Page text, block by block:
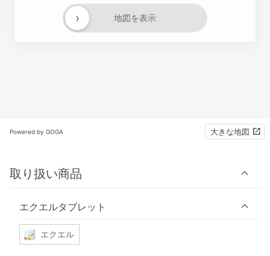
地図を表示
›
Powered by GOGA 大きな地図
取り扱い商品
エクエルタブレット
エクエル